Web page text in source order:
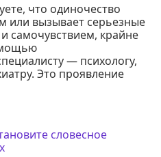
что одиночество
или вызывает серьезные
самочувствием, крайне
— психологу,
Это проявление
словесное